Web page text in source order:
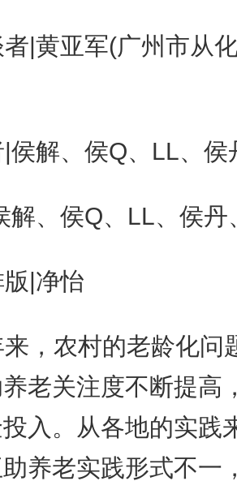
|黄亚军(广州市从
侯解、侯Q、LL、侯
解、侯Q、LL、侯丹
|净怡
，农村的老龄化问
老关注度不断提高
入。从各地的实践
养老实践形式不一